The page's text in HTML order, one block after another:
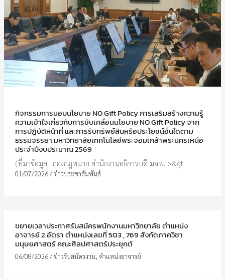
กิจกรรมการมอบนโยบาย NO Gift Policy การเสริมสร้างความรู้
ความเข้าใจเกี่ยวกับการขับเคลื่อนนโยบาย NO Gift Policy จาก
การปฏิบัติหน้าที่ และการรับทรัพย์สินหรือประโยชน์อื่นใดตาม
ธรรมจรรยา มหาวิทยาลัยเทคโนโลยีพระจอมเกล้าพระนครเหนือ
ประจำปีงบประมาณ 2569
(ที่มาข้อมูล : กองกฎหมาย สำนักงานอธิการบดี มจพ. >&gt
01/07/2026/ข่าวประชาสัมพันธ์
ขยายเวลาประกาศรับสมัครพนักงานมหาวิทยาลัย ตำแหน่ง
อาจารย์ 2 อัตรา ตำแหน่งเลขที่ 503 , 769 สังกัดภาควิชา
มนุษยศาสตร์ คณะศิลปศาสตร์ประยุกต์
06/08/2026/ข่าวรับสมัครงาน, ตำแหน่งอาจารย์